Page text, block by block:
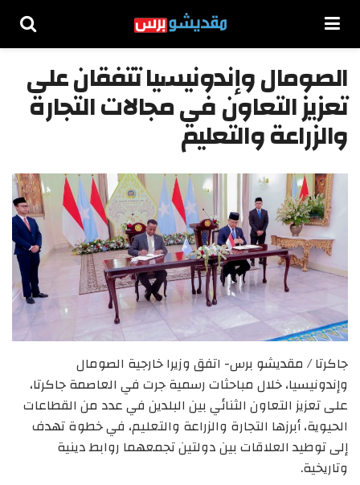
الصومال وإندونيسيا تتفقان على
تعزيز التعاون في مجالات التجارة
والزراعة والتعليم
جاكرتا / مقديشو برس- اتفق وزيرا خارجية الصومال
وإندونيسيا، خلال مباحثات رسمية جرت في العاصمة جاكرتا،
على تعزيز التعاون الثنائي بين البلدين في عدد من القطاعات
الحيوية، أبرزها التجارة والزراعة والتعليم، في خطوة تهدف
إلى توطيد العلاقات بين دولتين تجمعهما روابط دينية
وتاريخية.